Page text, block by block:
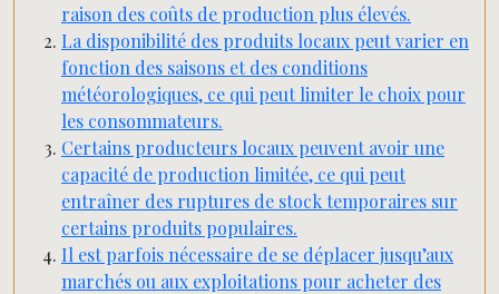
raison des coûts de production plus élevés.
La disponibilité des produits locaux peut varier en
fonction des saisons et des conditions
météorologiques, ce qui peut limiter le choix pour
les consommateurs.
Certains producteurs locaux peuvent avoir une
capacité de production limitée, ce qui peut
entraîner des ruptures de stock temporaires sur
certains produits populaires.
Il est parfois nécessaire de se déplacer jusqu’aux
marchés ou aux exploitations pour acheter des